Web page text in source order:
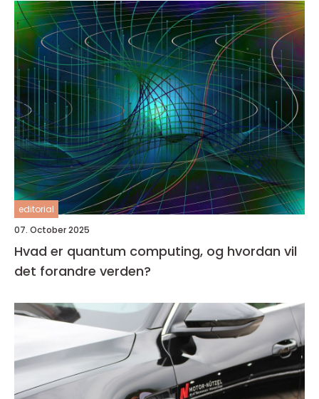
editorial
07. October 2025
Hvad er quantum computing, og hvordan vil
det forandre verden?